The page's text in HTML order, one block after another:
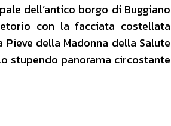
dell’antico borgo di Buggiano
con la facciata costellata
della Madonna della Salute
stupendo panorama circostante